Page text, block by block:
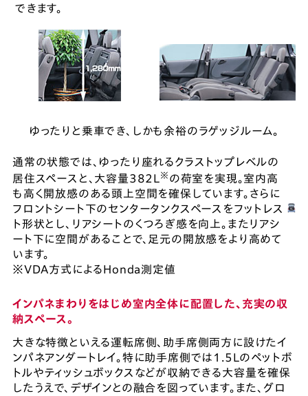
できます。
ゆったりと乗車でき、しかも余裕のラゲッジルーム。
通常の状態では、ゆったり座れるクラストップレベルの
居住スペースと、大容量382L
※ の荷室を実現。室内高
も高く開放感のある頭上空間を確保しています。さらに
フロントシート下のセンタータンクスペースをフットレス
ト形状とし、リアシートのくつろぎ感を向上。またリアシ
ート下に空間があることで、足元の開放感をより高めて
います。
※VDA方式によるHonda測定値
インパネまわりをはじめ室内全体に配置した、充実の収
納スペース。
大きな特徴といえる運転席側、助手席側両方に設けたイ
ンパネアンダートレイ。特に助手席側では1.5Lのペットボ
トルやティッシュボックスなどが収納できる大容量を確保
したうえで、デザインとの融合を図っています。また、グロ